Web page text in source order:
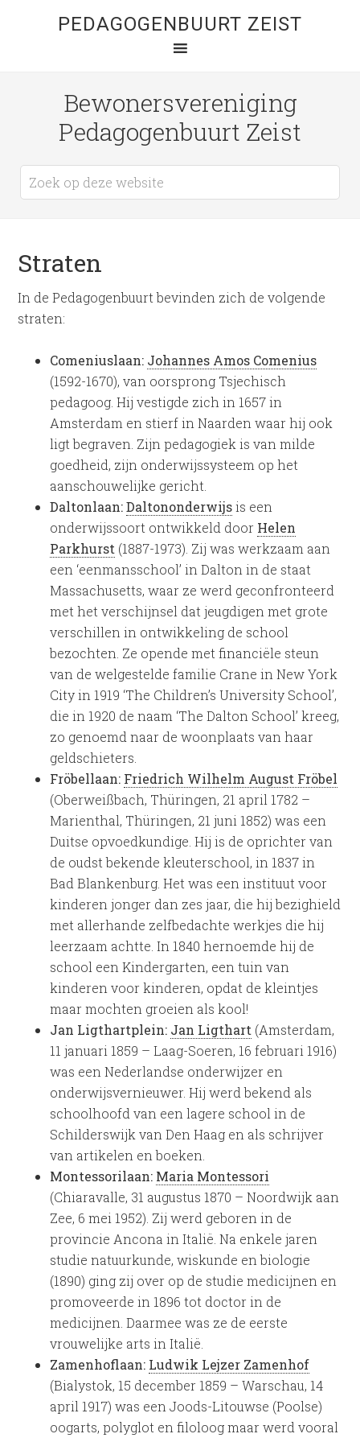
PEDAGOGENBUURT ZEIST
Bewonersvereniging
Pedagogenbuurt Zeist
Straten
In de Pedagogenbuurt bevinden zich de volgende
straten:
Comeniuslaan: Johannes Amos Comenius
(1592-1670), van oorsprong Tsjechisch
pedagoog. Hij vestigde zich in 1657 in
Amsterdam en stierf in Naarden waar hij ook
ligt begraven. Zijn pedagogiek is van milde
goedheid, zijn onderwijssysteem op het
aanschouwelijke gericht.
Daltonlaan:Daltononderwijsis een
onderwijssoort ontwikkeld door Helen
Parkhurst (1887-1973). Zij was werkzaam aan
een ‘eenmansschool’ in Dalton in de staat
Massachusetts, waar ze werd geconfronteerd
met het verschijnsel dat jeugdigen met grote
verschillen in ontwikkeling de school
bezochten. Ze opende met financiële steun
van de welgestelde familie Crane in New York
City in 1919 ‘The Children’s University School’,
die in 1920 de naam ‘The Dalton School’ kreeg,
zo genoemd naar de woonplaats van haar
geldschieters.
Fröbellaan: Friedrich Wilhelm August Fröbel
(Oberweißbach, Thüringen, 21 april 1782 –
Marienthal, Thüringen, 21 juni 1852) was een
Duitse opvoedkundige. Hij is de oprichter van
de oudst bekende kleuterschool, in 1837 in
Bad Blankenburg. Het was een instituut voor
kinderen jonger dan zes jaar, die hij bezighield
met allerhande zelfbedachte werkjes die hij
leerzaam achtte. In 1840 hernoemde hij de
school een Kindergarten, een tuin van
kinderen voor kinderen, opdat de kleintjes
maar mochten groeien als kool!
Jan Ligthartplein: Jan Ligthart (Amsterdam,
11 januari 1859 – Laag-Soeren, 16 februari 1916)
was een Nederlandse onderwijzer en
onderwijsvernieuwer. Hij werd bekend als
schoolhoofd van een lagere school in de
Schilderswijk van Den Haag en als schrijver
van artikelen en boeken.
Montessorilaan: Maria Montessori
(Chiaravalle, 31 augustus 1870 – Noordwijk aan
Zee, 6 mei 1952). Zij werd geboren in de
provincie Ancona in Italië. Na enkele jaren
studie natuurkunde, wiskunde en biologie
(1890) ging zij over op de studie medicijnen en
promoveerde in 1896 tot doctor in de
medicijnen. Daarmee was ze de eerste
vrouwelijke arts in Italië.
Zamenhoflaan: Ludwik Lejzer Zamenhof
(Bialystok, 15 december 1859 – Warschau, 14
april 1917) was een Joods-Litouwse (Poolse)
oogarts, polyglot en filoloog maar werd vooral